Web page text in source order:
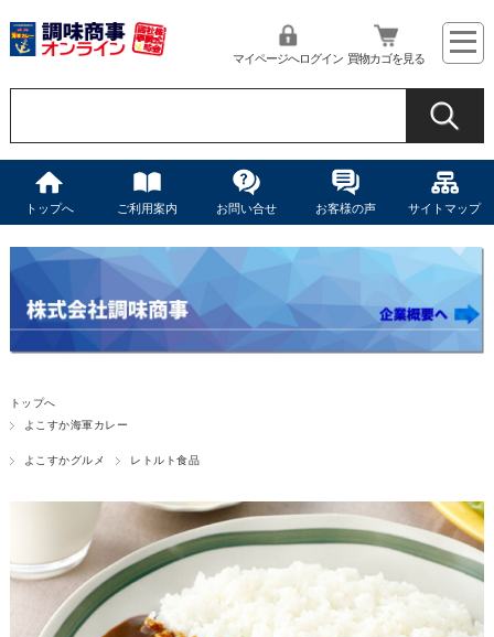
マイページへログイン 買物カゴを見る
トップへ ご利用案内 お問い合せ お客様の声 サイトマップ
トップへ
よこすか海軍カレー
よこすかグルメ レトルト食品